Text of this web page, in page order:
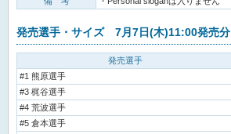
発売選手・サイズ 7月7日(木)11:00発売分
発売選手
#1 熊原選手
#3 梶谷選手
#4 荒波選手
#5 倉本選手